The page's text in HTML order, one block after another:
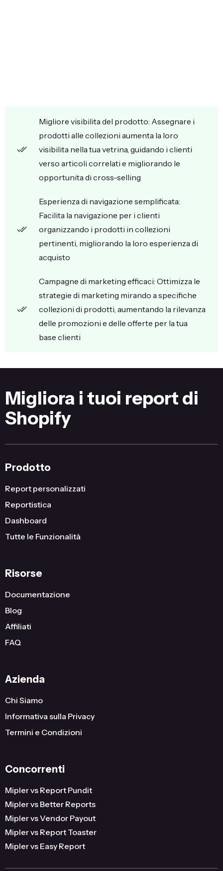
Migliore visibilita del prodotto: Assegnare i
prodotti alle collezioni aumenta la loro
visibilita nella tua vetrina, guidando i clienti
verso articoli correlati e migliorando le
opportunita di cross-selling
Esperienza di navigazione semplificata:
Facilita la navigazione per i clienti
organizzando i prodotti in collezioni
pertinenti, migliorando la loro esperienza di
acquisto
Campagne di marketing efficaci: Ottimizza le
strategie di marketing mirando a specifiche
collezioni di prodotti, aumentando la rilevanza
delle promozioni e delle offerte per la tua
base clienti
Migliora i tuoi report di
Shopify
Prodotto
Report personalizzati
Reportistica
Dashboard
Tutte le Funzionalità
Risorse
Documentazione
Blog
Affiliati
FAQ
Azienda
Chi Siamo
Informativa sulla Privacy
Termini e Condizioni
Concorrenti
Mipler vs Report Pundit
Mipler vs Better Reports
Mipler vs Vendor Payout
Mipler vs Report Toaster
Mipler vs Easy Report